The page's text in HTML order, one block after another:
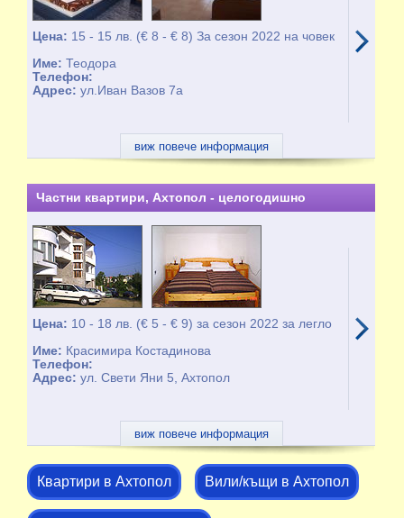
Цена: 15 - 15 лв. (€ 8 - € 8) За сезон 2022 на човек
Име:Теодора
Телефон:
Адрес:ул.Иван Вазов 7а
виж повече информация
Частни квартири, Ахтопол - целогодишно
Цена: 10 - 18 лв. (€ 5 - € 9) за сезон 2022 за легло
Име: Красимира Костадинова
Телефон:
Адрес:ул. Свети Яни 5, Ахтопол
виж повече информация
Квартири в Ахтопол Вили/къщи в Ахтопол